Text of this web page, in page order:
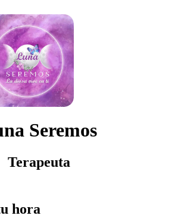
Seremos
Terapeuta
hora